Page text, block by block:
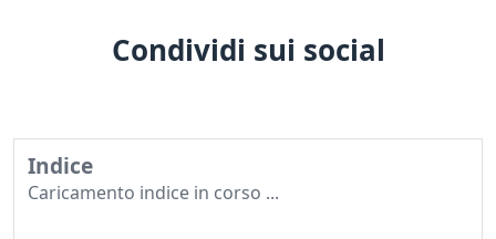
Condividi sui social
Indice
Caricamento indice in corso ...